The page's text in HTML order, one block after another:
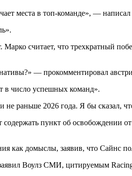
места в топ-команде», —
считает, что трехкратный
— прокомментировал
в число успешных команд».
раньше 2026 года. Я бы сказал,
пункт об освобождении от
как домыслы, заявив, что Сайнс
Воулз СМИ, цитируемым